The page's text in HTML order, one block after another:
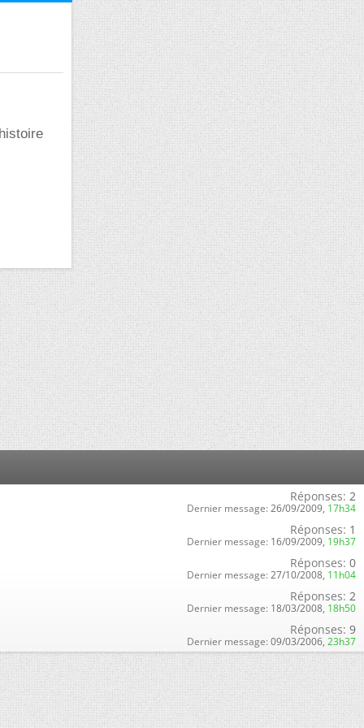
Réponses: 2
Dernier message: 26/09/2009, 17h34
Réponses: 1
Dernier message: 16/09/2009, 19h37
Réponses: 0
Dernier message: 27/10/2008, 11h04
Réponses: 2
Dernier message: 18/03/2008, 18h50
Réponses: 9
Dernier message: 09/03/2006, 23h37